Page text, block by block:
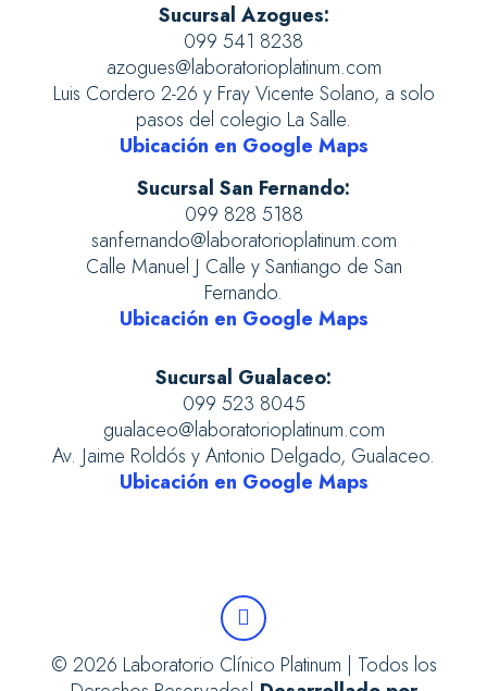
Sucursal Azogues:
099 541 8238
azogues@laboratorioplatinum.com
Luis Cordero 2-26 y Fray Vicente Solano, a solo
pasos del colegio La Salle.
Ubicación en Google Maps
Sucursal San Fernando:
099 828 5188
sanfernando@laboratorioplatinum.com
Calle Manuel J Calle y Santiango de San
Fernando.
Ubicación en Google Maps
Sucursal Gualaceo:
099 523 8045
gualaceo@laboratorioplatinum.com
Av. Jaime Roldós y Antonio Delgado, Gualaceo.
Ubicación en Google Maps
© 2026 Laboratorio Clínico Platinum | Todos los